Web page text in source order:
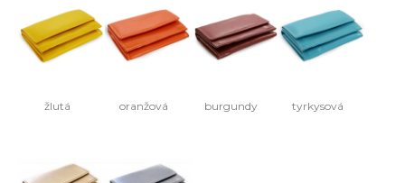
žlutá oranžová burgundy tyrkysová